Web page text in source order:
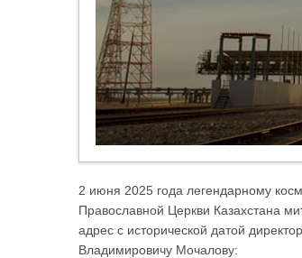
2 июня 2025 года легендарному
Православной Церкви Казахстана
адрес с исторической датой
Владимировичу Мочалову: